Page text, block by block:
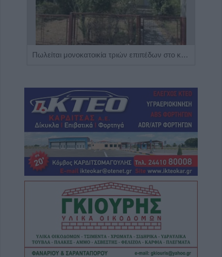
Πωλείται μονοκατοικία τριών επιπέδων στο καταπράσινο Πευκόφυτο Καρδίτσας